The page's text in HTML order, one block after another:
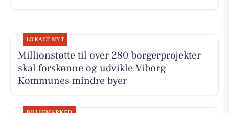
LOKALT NYT
Millionstøtte til over 280 borgerprojekter
skal forskønne og udvikle Viborg
Kommunes mindre byer